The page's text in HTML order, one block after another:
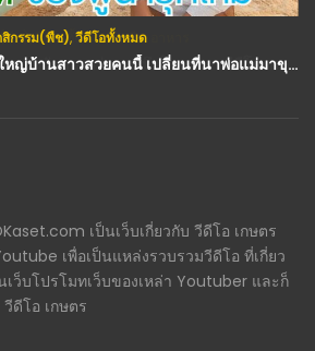
สิกรรม(พืช),วีดีโอทั้งหมด
(คลิป) ต้องแบบนี้สิ กับผู้ใหญ่บ้านสาวสวยคนนี้ เปลี่ยนที่นาพ่อแม่มาขุดโคกหนองนาเพื่อทำเป็นแบบอย่างให้ประชาชน : วีดีโอ เกษตร
เป็นเว็บเกี่ยวกับ วีดีโอ เกษตร
เพื่อเป็นแหล่งรวบรวมวีดีโอ ที่เกี่ยว
เว็บโปรโมทเว็บของเหล่า Youtuber และก็
ดีโอ เกษตร